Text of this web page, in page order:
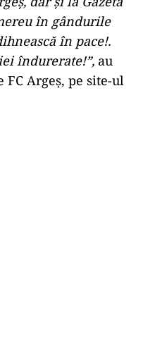
în gândurile
în pace!.
îndurerate!”, au
Argeș, pe site-ul